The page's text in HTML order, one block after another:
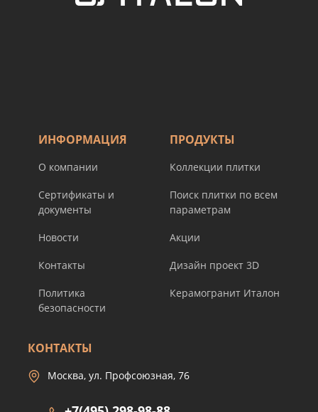
ИНФОРМАЦИЯ
О компании
Сертификаты и
документы
Новости
Контакты
Политика
безопасности
ПРОДУКТЫ
Коллекции плитки
Поиск плитки по всем
параметрам
Акции
Дизайн проект 3D
Керамогранит Италон
КОНТАКТЫ
Москва, ул. Профсоюзная, 76